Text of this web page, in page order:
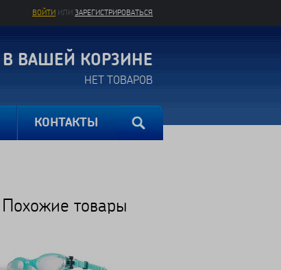
ВОЙТИ ИЛИ ЗАРЕГИСТРИРОВАТЬСЯ
В ВАШЕЙ КОРЗИНЕ
НЕТ ТОВАРОВ
КОНТАКТЫ
Похожие товары